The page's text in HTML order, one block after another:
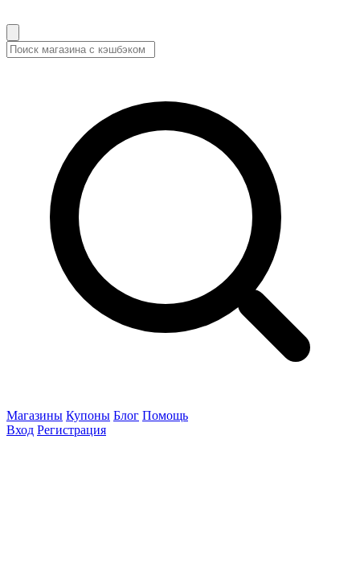
Магазины Купоны Блог Помощь
Вход Регистрация